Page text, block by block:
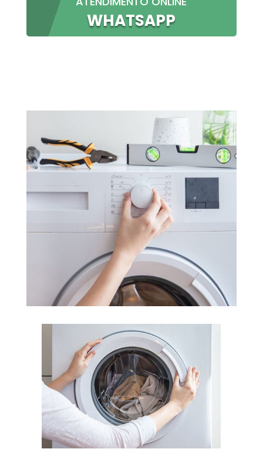
WHATSAPP